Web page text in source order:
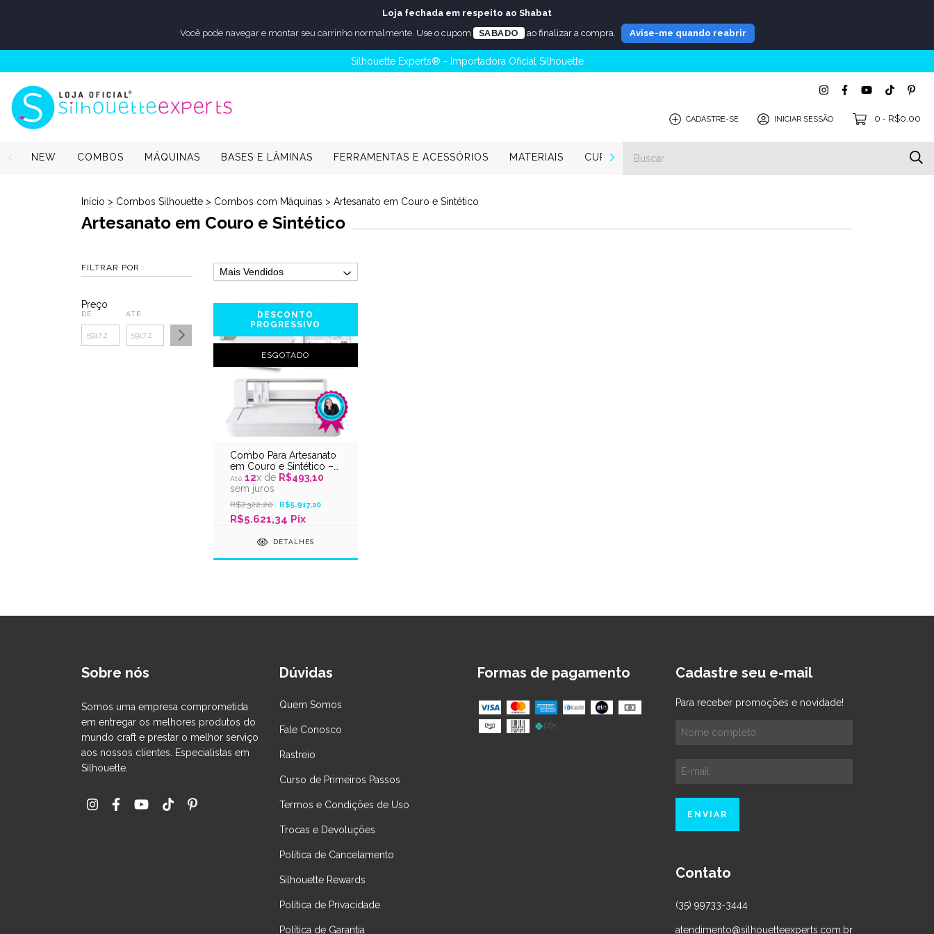
Loja fechada em respeito ao Shabat
Você pode navegar e montar seu carrinho normalmente. Use o cupom SABADO ao finalizar a compra. Avise-me quando reabrir
Silhouette Experts® - Importadora Oficial Silhouette
CADASTRE-SE INICIAR SESSÃO 0 - R$0,00
NEW COMBOS MÁQUINAS BASES E LÂMINAS FERRAMENTAS E ACESSÓRIOS MATERIAIS CURSOS COMPATIBILIDADE
Início > Combos Silhouette > Combos com Máquinas > Artesanato em Couro e Sintético
Artesanato em Couro e Sintético
FILTRAR POR
Preço
DE ATÉ
DESCONTO
PROGRESSIVO
ESGOTADO
Combo Para Artesanato
em Couro e Sintético –
Silhouette Experts
12x de R$493,10
sem juros
R$7.322,20 R$5.917,20
R$5.621,34 Pix
DETALHES
Sobre nós
Somos uma empresa comprometida
em entregar os melhores produtos do
mundo craft e prestar o melhor serviço
aos nossos clientes. Especialistas em
Silhouette.
Dúvidas
Quem Somos
Fale Conosco
Rastreio
Curso de Primeiros Passos
Termos e Condições de Uso
Trocas e Devoluções
Política de Cancelamento
Silhouette Rewards
Política de Privacidade
Política de Garantia
Formas de pagamento Cadastre seu e-mail
Para receber promoções e novidade!
Contato
(35) 99733-3444
atendimento@silhouetteexperts.com.br